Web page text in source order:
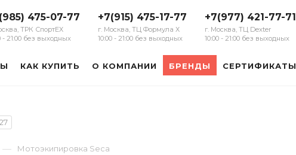
475-07-77
ТРК СпортЕХ
- 21:00 без выходных
+7(915) 475-17-77
г. Москва, ТЦ Формула Х
10:00 - 21:00 без выходных
+7(977) 421-77-71
г. Москва, ТЦ Dexter
10:00 - 21:00 без выходных
КАК КУПИТЬ О КОМПАНИИ БРЕНДЫ СЕРТИФИКАТЫ
— Мотоэкипировка Seca